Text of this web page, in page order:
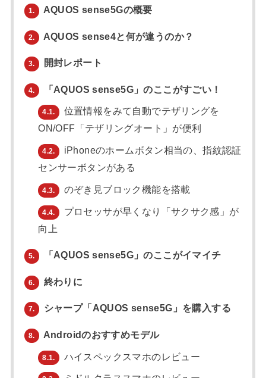
1. AQUOS sense5Gの概要
2. AQUOS sense4と何が違うのか？
3. 開封レポート
4. 「AQUOS sense5G」のここがすごい！
4.1.
位置情報をみて自動でテザリングを
ON/OFF「テザリングオート」が便利
4.2.
iPhoneのホームボタン相当の、指紋認証
センサーボタンがある
4.3. のぞき見ブロック機能を搭載
4.4.
プロセッサが早くなり「サクサク感」が
向上
5. 「AQUOS sense5G」のここがイマイチ
6. 終わりに
7. シャープ「AQUOS sense5G」を購入する
8. Androidのおすすめモデル
8.1. ハイスペックスマホのレビュー